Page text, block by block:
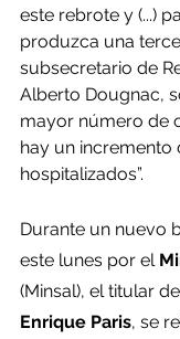
este rebrote y (...)
produzca una
subsecretario de
Alberto Dougnac,
mayor número de
hay un incremento
hospitalizados”.
Durante un nuevo
este lunes por el
(Minsal), el titular
Enrique Paris, se